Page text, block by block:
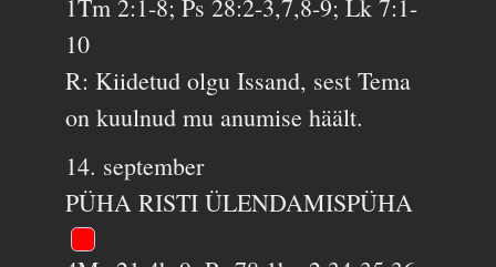
1Tm 2:1-8; Ps 28:2-3,7,8-9; Lk 7:1-
10
R: Kiidetud olgu Issand, sest Tema
on kuulnud mu anumise häält.
14. september
PÜHA RISTI ÜLENDAMISPÜHA